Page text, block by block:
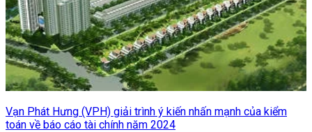
Vạn Phát Hưng (VPH) giải trình ý kiến nhấn mạnh của kiểm
toán về báo cáo tài chính năm 2024